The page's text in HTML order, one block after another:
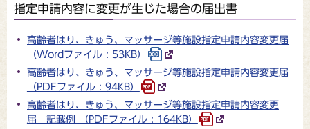
指定申請内容に変更が生じた場合の届出書
高齢者はり、きゅう、マッサージ等施設指定申請内容変更届
（Wordファイル : 53KB）
高齢者はり、きゅう、マッサージ等施設指定申請内容変更届
（PDFファイル : 94KB）
高齢者はり、きゅう、マッサージ等施設指定申請内容変更
届 記載例 （PDFファイル : 164KB）